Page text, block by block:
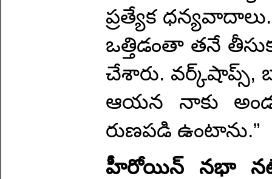
ప్రత్యేక
ఒత్తిడంతా తనే
చేశారు. వర్క్‌షాప్స్,
ఆయన నాకు
రుణపడి ఉంటాను.”
హీరోయిన్ నభా